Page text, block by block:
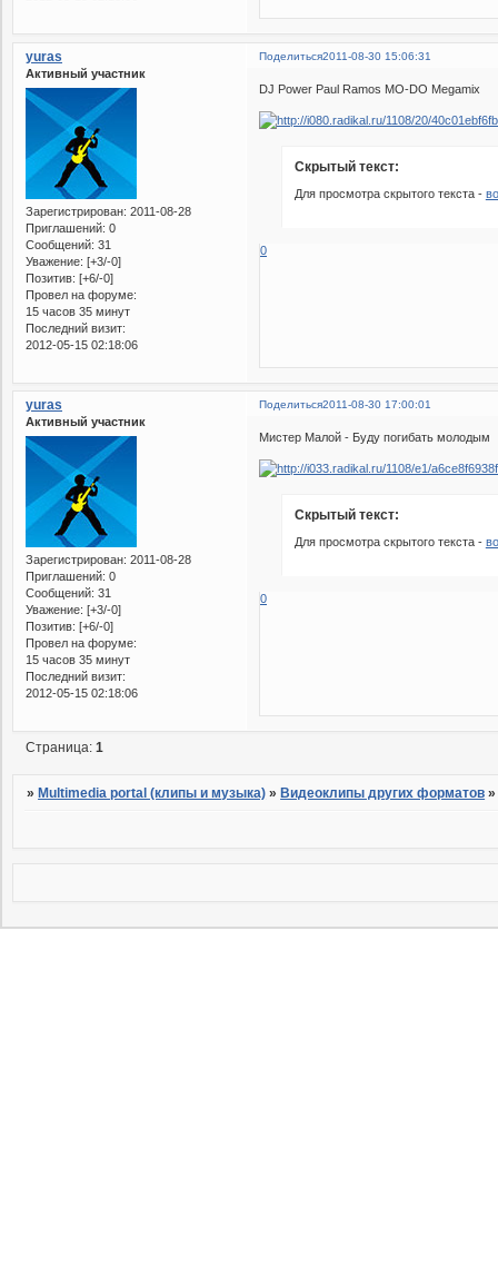
Поделиться2011-08-30 15:06:31
yuras
Активный участник
Зарегистрирован: 2011-08-28
Приглашений: 0
Сообщений: 31
Уважение: [+3/-0]
Позитив: [+6/-0]
Провел на форуме:
15 часов 35 минут
Последний визит:
2012-05-15 02:18:06
DJ Power Paul Ramos MO-DO Megamix
Скрытый текст:
Для просмотра скрытого текста -
0
Поделиться2011-08-30 17:00:01
yuras
Активный участник
Зарегистрирован: 2011-08-28
Приглашений: 0
Сообщений: 31
Уважение: [+3/-0]
Позитив: [+6/-0]
Провел на форуме:
15 часов 35 минут
Последний визит:
2012-05-15 02:18:06
Мистер Малой - Буду погибать молодым
Скрытый текст:
Для просмотра скрытого текста -
0
Страница:1
» Multimedia portal (клипы и музыка) » Видеоклипы других форматов